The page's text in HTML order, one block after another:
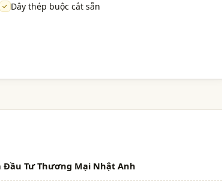
Dây thép buộc cắt sẵn
Đầu Tư Thương Mại Nhật Anh